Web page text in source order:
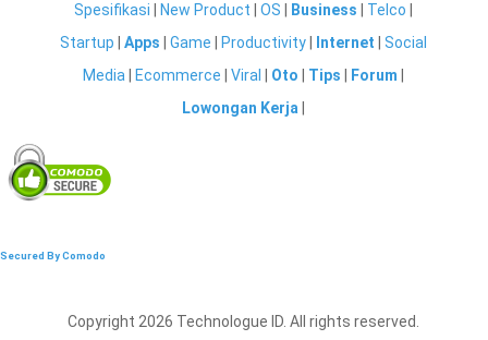
Spesifikasi
New Product |OS Business Telco
Startup |Apps |Game Productivity Internet |Social
Media
Ecommerce |Viral Oto Tips Forum
Lowongan Kerja
Secured By Comodo
Copyright 2026 Technologue ID. All rights reserved.